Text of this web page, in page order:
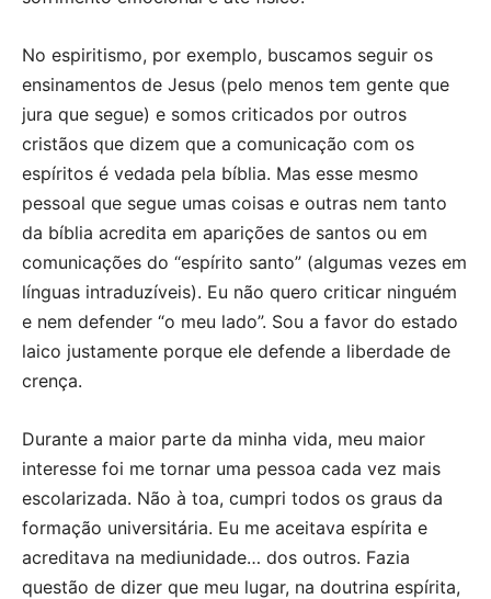
No espiritismo, por exemplo, buscamos seguir os
ensinamentos de Jesus (pelo menos tem gente que
jura que segue) e somos criticados por outros
cristãos que dizem que a comunicação com os
espíritos é vedada pela bíblia. Mas esse mesmo
pessoal que segue umas coisas e outras nem tanto
da bíblia acredita em aparições de santos ou em
comunicações do “espírito santo” (algumas vezes em
línguas intraduzíveis). Eu não quero criticar ninguém
e nem defender “o meu lado”. Sou a favor do estado
laico justamente porque ele defende a liberdade de
crença.
Durante a maior parte da minha vida, meu maior
interesse foi me tornar uma pessoa cada vez mais
escolarizada. Não à toa, cumpri todos os graus da
formação universitária. Eu me aceitava espírita e
acreditava na mediunidade… dos outros. Fazia
questão de dizer que meu lugar, na doutrina espírita,